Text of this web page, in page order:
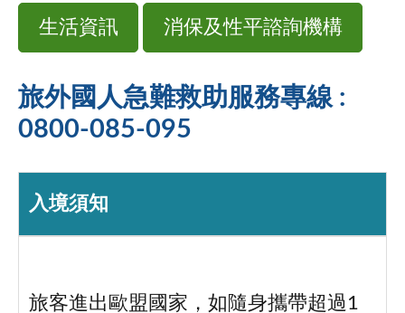
生活資訊 消保及性平諮詢機構
旅外國人急難救助服務專線 :
0800-085-095
入境須知
旅客進出歐盟國家，如隨身攜帶超過1